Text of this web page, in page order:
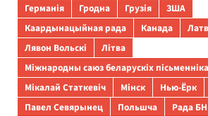
Германія
Гродна Грузія
ЗША
Каардынацыйная рада
Канада
Лявон Вольскі
Літва
Міжнародны саюз беларускіх
Мікалай Статкевіч
Мінск Нью-Ёрк
Павел Севярынец
Польшча Рада